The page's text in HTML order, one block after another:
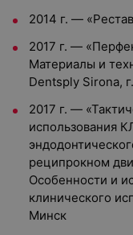
2014 г. —
2017 г. —
Материалы и
Dentsply Sirona,
2017 г. —
использования
реципрокном
Особенности и
клинического
Минск